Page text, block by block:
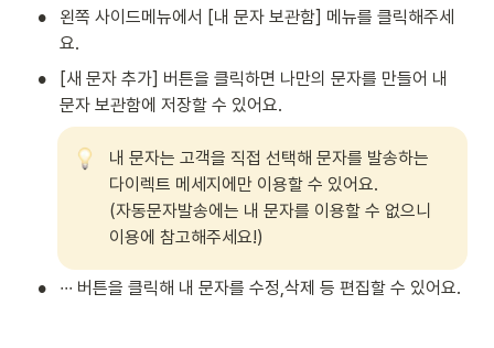
•
왼쪽 사이드메뉴에서 [내 문자 보관함] 메뉴를 클릭해주세
요.
•
[새 문자 추가] 버튼을 클릭하면 나만의 문자를 만들어 내
문자 보관함에 저장할 수 있어요.
내 문자는 고객을 직접 선택해 문자를 발송하는
다이렉트 메세지에만 이용할 수 있어요.
(자동문자발송에는 내 문자를 이용할 수 없으니
이용에 참고해주세요!)
• ∙∙∙ 버튼을 클릭해 내 문자를 수정,삭제 등 편집할 수 있어요.